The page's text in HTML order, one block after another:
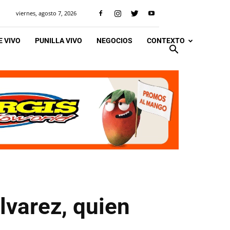
viernes, agosto 7, 2026
VIVO PUNILLA VIVO NEGOCIOS CONTEXTO
quien